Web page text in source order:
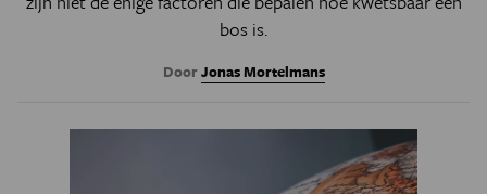
bos is.
DoorJonas Mortelmans